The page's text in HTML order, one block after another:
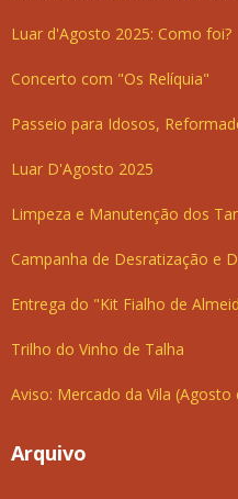
Luar d'Agosto 2025: Como foi?
Concerto com "Os Relíquia"
Passeio para Idosos,
Luar D'Agosto 2025
Limpeza e Manutenção dos
Campanha de Desratização e
Entrega do "Kit Fialho de
Trilho do Vinho de Talha
Aviso: Mercado da Vila (Agosto
Arquivo